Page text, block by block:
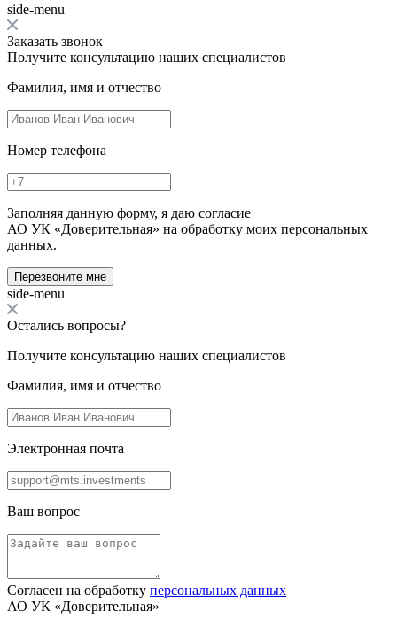
side-menu
Заказать звонок
Получите консультацию наших специалистов
Фамилия, имя и отчество
Номер телефона
Заполняя данную форму, я даю согласие
АО УК «Доверительная» на обработку моих персональных
данных.
Перезвоните мне
side-menu
Остались вопросы?
Получите консультацию наших специалистов
Фамилия, имя и отчество
Электронная почта
Ваш вопрос
Согласен на обработку персональных данных
АО УК «Доверительная»